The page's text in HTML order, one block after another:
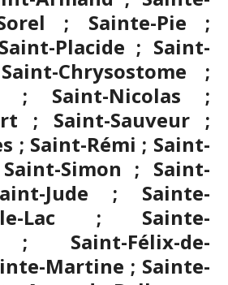
; Sainte-Pie ;
Placide ; Saint-
Chrysostome ;
; Saint-Nicolas ;
; Saint-Sauveur ;
; Saint-Rémi ; Saint-
Simon ; Saint-
Jude ; Sainte-
le-Lac ; Sainte-
; Saint-Félix-de-
Martine ; Sainte-